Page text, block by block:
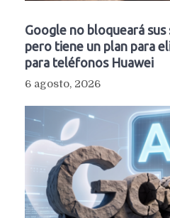
Google no bloqueará
pero tiene un plan para
para teléfonos Huawei
6 agosto, 2026